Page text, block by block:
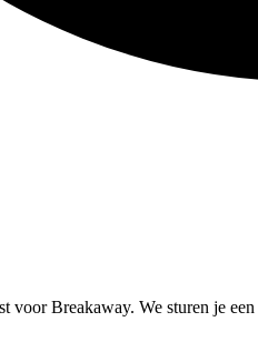
Breakaway. We sturen je